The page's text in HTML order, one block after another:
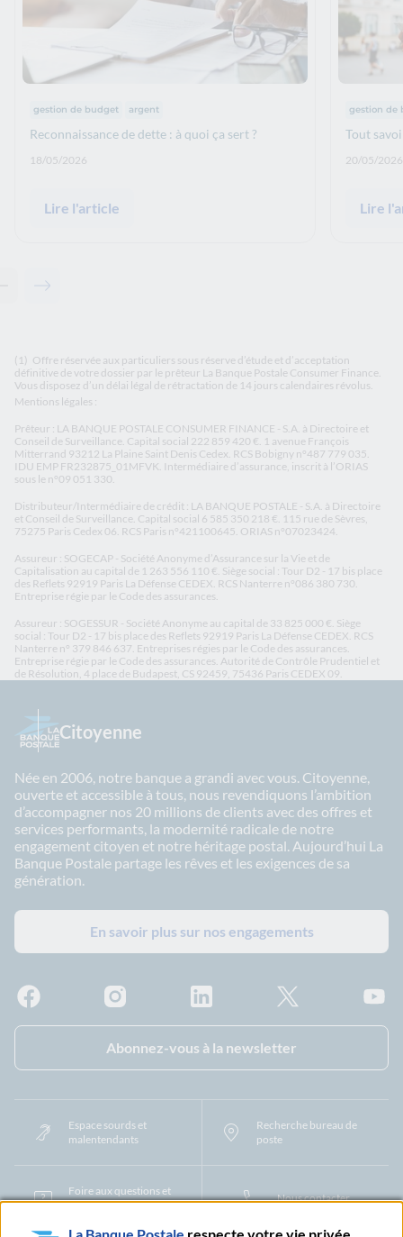
Thématiques :
gestion de budget argent
Reconnaissance de dette : à quoi ça sert ?
Date de publication: :
18/05/2026
Lire l'article
gestion de
Tout
Date de
20/05/2026
Lire
Contenu précédent - Articles associés
Contenu suivant - Articles associés
(1) Offre réservée aux particuliers sous réserve d’étude et d’acceptation
définitive de votre dossier par le prêteur La Banque Postale Consumer Finance.
Vous disposez d’un délai légal de rétractation de 14 jours calendaires révolus.
Mentions légales :
Prêteur : LA BANQUE POSTALE CONSUMER FINANCE - S.A. à Directoire et
Conseil de Surveillance. Capital social 222 859 420 €. 1 avenue François
Mitterrand 93212 La Plaine Saint Denis Cedex. RCS Bobigny n°487 779 035.
IDU EMP FR232875_01MFVK. Intermédiaire d’assurance, inscrit à l’ORIAS
sous le n°09 051 330.
Distributeur/Intermédiaire de crédit : LA BANQUE POSTALE - S.A. à Directoire
et Conseil de Surveillance. Capital social 6 585 350 218 €. 115 rue de Sèvres,
75275 Paris Cedex 06. RCS Paris n°421100645. ORIAS n°07023424.
Assureur : SOGECAP - Société Anonyme d’Assurance sur la Vie et de
Capitalisation au capital de 1 263 556 110 €. Siège social : Tour D2 - 17 bis place
des Reflets 92919 Paris La Défense CEDEX. RCS Nanterre n°086 380 730.
Entreprise régie par le Code des assurances.
Assureur : SOGESSUR - Société Anonyme au capital de 33 825 000 €. Siège
social : Tour D2 - 17 bis place des Reflets 92919 Paris La Défense CEDEX. RCS
Nanterre n° 379 846 637. Entreprises régies par le Code des assurances.
Entreprise régie par le Code des assurances. Autorité de Contrôle Prudentiel et
de Résolution, 4 place de Budapest, CS 92459, 75436 Paris CEDEX 09.
Citoyenne
Née en 2006, notre banque a grandi avec vous. Citoyenne,
ouverte et accessible à tous, nous revendiquons l’ambition
d’accompagner nos 20 millions de clients avec des offres et
services performants, la modernité radicale de notre
engagement citoyen et notre héritage postal. Aujourd’hui La
Banque Postale partage les rêves et les exigences de sa
génération.
En savoir plus sur nos engagements
Abonnez-vous à la newsletter
Espace sourds et
malentendants
Recherche bureau de
poste
Foire aux questions et
centre d'aide
Nous contacter